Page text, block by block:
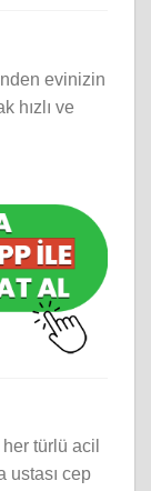
evinizin
hızlı ve
türlü acil
ustası cep